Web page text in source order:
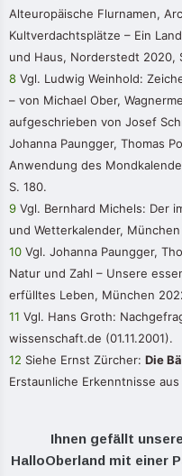
Alteuropäische Flurnamen,
Kultverdachtsplätze – Ein
und Haus, Norderstedt 2020,
8 Vgl. Ludwig Weinhold:
– von Michael Ober,
aufgeschrieben von Josef
Johanna Paungger, Thomas
Anwendung des
S. 180.
9 Vgl. Bernhard Michels: Der
und Wetterkalender,
10 Vgl. Johanna Paungger,
Natur und Zahl – Unsere
erfülltes Leben, München
11 Vgl. Hans Groth:
wissenschaft.de (01.11.2001).
12 Siehe Ernst Zürcher: Die
Erstaunliche Erkenntnisse
Ihnen gefällt
HalloOberland mit einer